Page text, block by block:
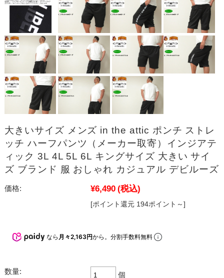
大きいサイズ メンズ in the attic ポンチ ストレ
ッチ ハーフパンツ（メーカー取寄）インジアテ
ィック 3L 4L 5L 6L キングサイズ 大きい サイ
ズ ブランド 服 おしゃれ カジュアル デビルーズ
価格: ¥6,490 (税込)
[ポイント還元 194ポイント～]
なら 月々2,163円から。分割手数料無料
数量: 個